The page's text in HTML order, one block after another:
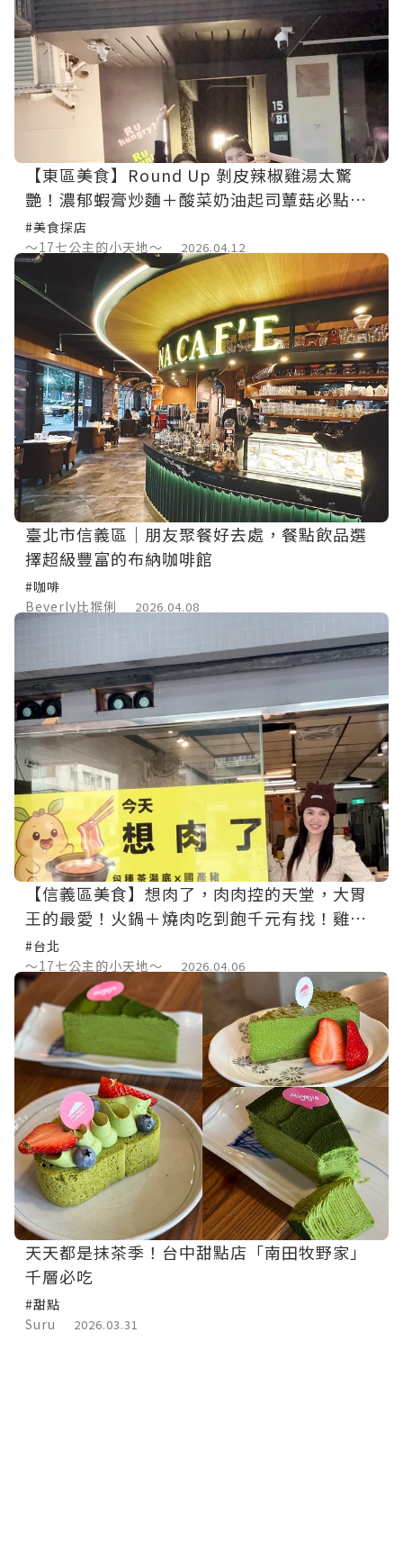
【東區美食】Round Up 剝皮辣椒雞湯太驚
艷！濃郁蝦膏炒麵＋酸菜奶油起司蕈菇必點清
單【板南線餐廳推薦】
#美食探店
～17七公主的小天地～
2026.04.12
臺北市信義區｜朋友聚餐好去處，餐點飲品選
擇超級豐富的布納咖啡館
#咖啡
Beverly比猴俐
2026.04.08
【信義區美食】想肉了，肉肉控的天堂，大胃
王的最愛！火鍋＋燒肉吃到飽千元有找！雞
冠、老鼠肉、麻油水晶肉通通吃得到！獵奇美
食
#台北
～17七公主的小天地～
2026.04.06
天天都是抹茶季！台中甜點店「南田牧野家」
千層必吃
#甜點
Suru
2026.03.31